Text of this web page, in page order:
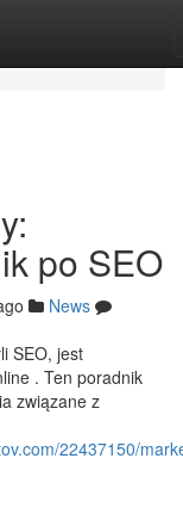
po SEO
News
SEO, jest
. Ten poradnik
związane z
22437150/